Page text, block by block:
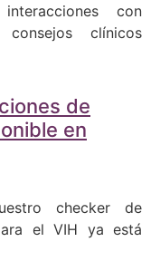
con
clínicos
de
en
checker de
el VIH ya está